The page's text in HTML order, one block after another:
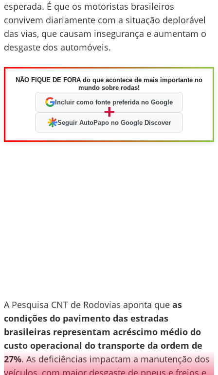
esperada. É que os motoristas brasileiros
convivem diariamente com a situação deplorável
das vias, que causam insegurança e aumentam o
desgaste dos automóveis.
NÃO FIQUE DE FORA do que acontece de mais importante no
mundo sobre rodas!
Incluir como fonte preferida no Google
+
Seguir AutoPapo no Google Discover
A Pesquisa CNT de Rodovias aponta que as
condições do pavimento das estradas
brasileiras representam acréscimo médio do
custo operacional do transporte da ordem de
27%. As deficiências impactam a manutenção dos